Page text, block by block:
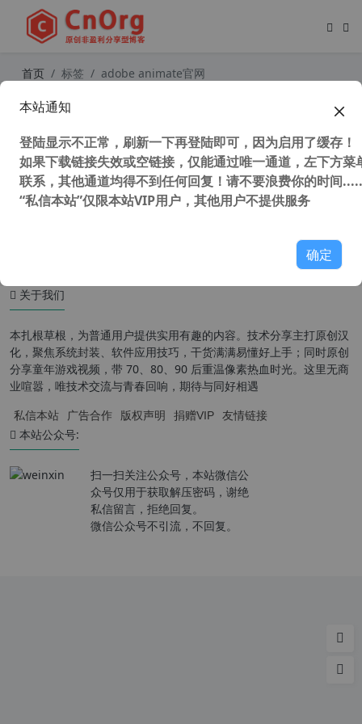
首页 标签 adobe animate官网
制作软件
关于我们
本扎根草根，为普通用户提供实用有趣的内容。技术分享主打原创汉
化，聚焦系统封装、软件应用技巧，干货满满易懂好上手；同时原创
分享童年游戏视频，带 70、80、90 后重温像素热血时光。这里无商
业喧嚣，唯技术交流与青春回响，期待与同好相遇
私信本站 广告合作 版权声明 捐赠VIP 友情链接
本站公众号:
扫一扫关注公众号，本站微信公
众号仅用于获取解压密码，谢绝
私信留言，拒绝回复。
微信公众号不引流，不回复。
本站通知
登陆显示不正常，刷新一下再登陆即可，因为启用了缓存！
如果下载链接失效或空链接，仅能通过唯一通道，左下方菜
联系，其他通道均得不到任何回复！请不要浪费你的时间
“私信本站”仅限本站VIP用户，其他用户不提供服务
确定